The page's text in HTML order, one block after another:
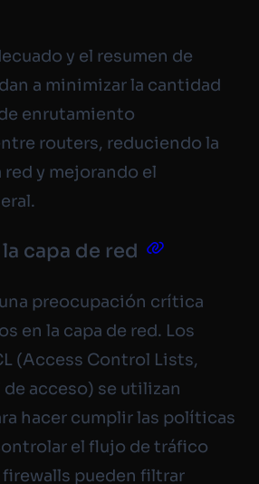
y el resumen de
a minimizar la cantidad
enrutamiento
routers, reduciendo la
red y mejorando el
capa de red
preocupación crítica
en la capa de red. Los
(Access Control Lists,
acceso) se utilizan
hacer cumplir las políticas
el flujo de tráfico
pueden filtrar